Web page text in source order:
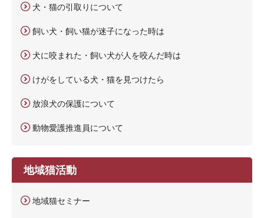
犬・猫の引取りについて
飼い犬・飼い猫が迷子になった時は
犬に咬まれた・飼い犬が人を咬んだ時は
けがをしている犬・猫を見つけたら
放浪犬の保護について
動物愛護推進員について
地域猫活動
地域猫セミナー